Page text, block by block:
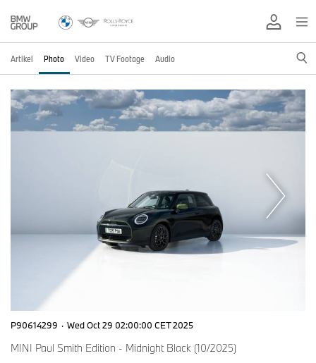
Artikel Photo Video TV Footage Audio
P90614299 · Wed Oct 29 02:00:00 CET 2025
MINI Paul Smith Edition - Midnight Black (10/2025)